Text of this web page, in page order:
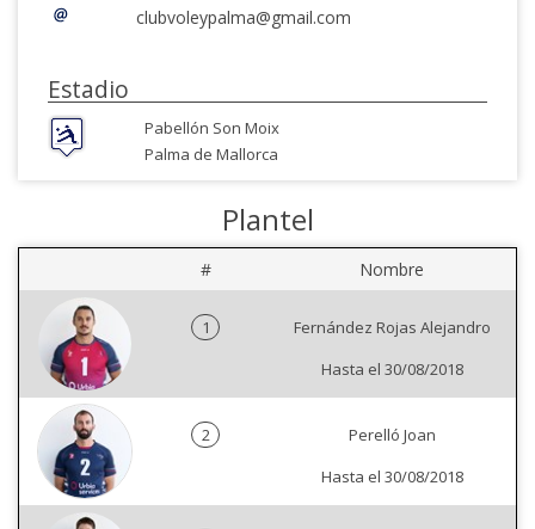
clubvoleypalma@gmail.com
Estadio
Pabellón Son Moix
Palma de Mallorca
Plantel
# Nombre
1
Fernández Rojas Alejandro
Hasta el 30/08/2018
2
Perelló Joan
Hasta el 30/08/2018